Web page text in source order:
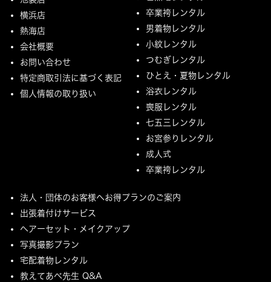
横浜店
熱海店
会社概要
お問い合わせ
特定商取引法に基づく表記
個人情報の取り扱い
卒業袴レンタル
男着物レンタル
小紋レンタル
つむぎレンタル
ひとえ・夏物レンタル
浴衣レンタル
喪服レンタル
七五三レンタル
お宮参りレンタル
成人式
卒業袴レンタル
法人・団体のお客様へお得プランのご案内
出張着付けサービス
ヘアーセット・メイクアップ
写真撮影プラン
宅配着物レンタル
教えてあべ先生 Q&A